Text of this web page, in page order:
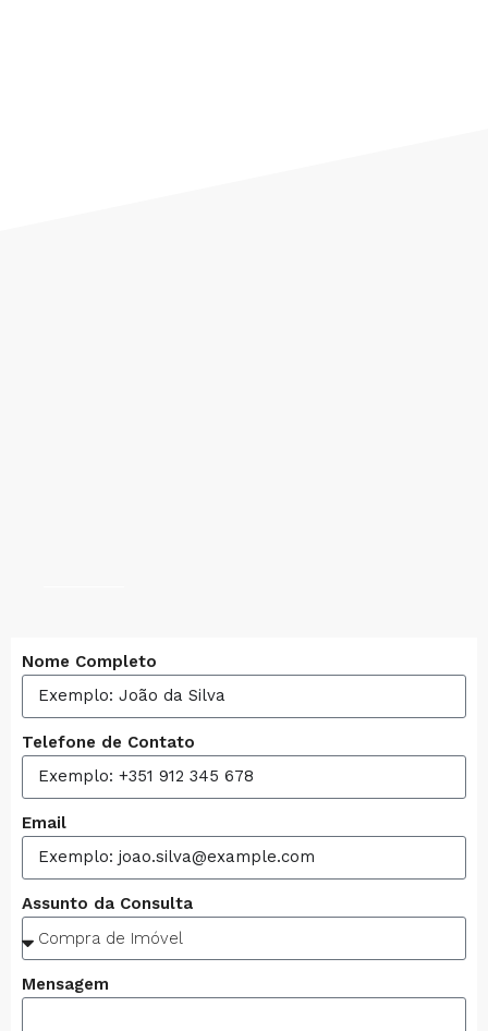
Nome Completo
Telefone de Contato
Email
Assunto da Consulta
Mensagem